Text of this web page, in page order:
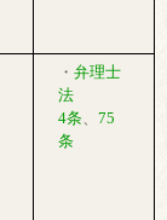
・ 弁理士
法
4条
75
条